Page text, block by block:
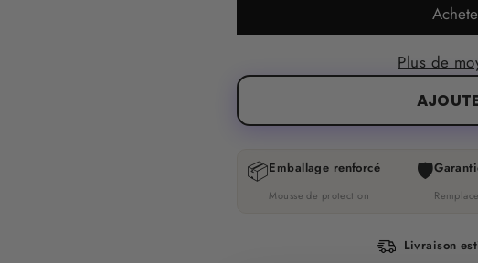
Plus de
📦Emballage renforcé
Mousse de protection
🛡️
Livraison